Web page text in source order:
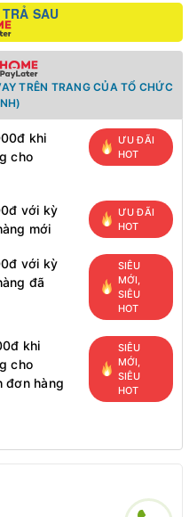
SAU
TRÊN TRANG CỦA TỔ CHỨC
khi
cho
ƯU ĐÃI
HOT
với kỳ
mới
ƯU ĐÃI
HOT
với kỳ
đã
SIÊU
MỚI,
SIÊU
HOT
khi
cho
đơn hàng
SIÊU
MỚI,
SIÊU
HOT